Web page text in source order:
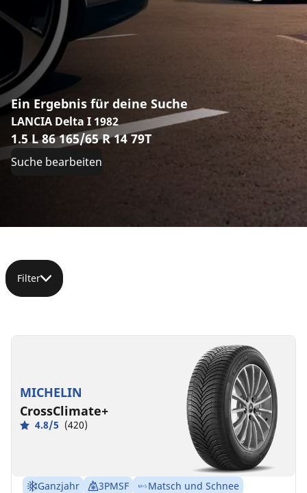
Ein Ergebnis für deine Suche
LANCIA Delta I 1982
1.5 L 86 165/65 R 14 79T
Suche bearbeiten
Filter
MICHELIN
CrossClimate+
4.8/5 (420)
Ganzjahr 3PMSF
Matsch und Schnee
D
C